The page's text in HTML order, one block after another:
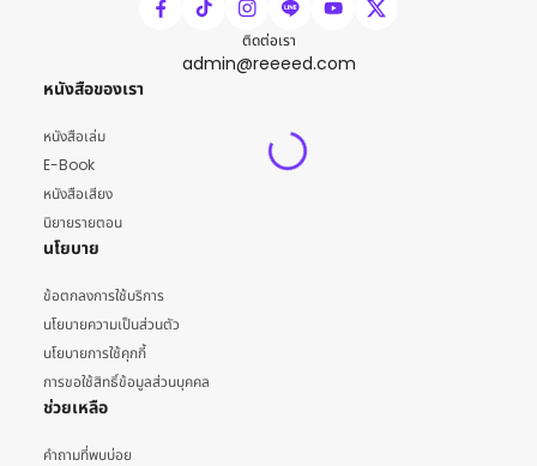
ติดต่อเรา
admin@reeeed.com
หนังสือของเรา
หนังสือเล่ม
E-Book
หนังสือเสียง
นิยายรายตอน
นโยบาย
ข้อตกลงการใช้บริการ
นโยบายความเป็นส่วนตัว
นโยบายการใช้คุกกี้
การขอใช้สิทธิ์ข้อมูลส่วนบุคคล
ช่วยเหลือ
คำถามที่พบบ่อย